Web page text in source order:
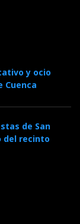
y ocio
Cuenca
de San
del recinto